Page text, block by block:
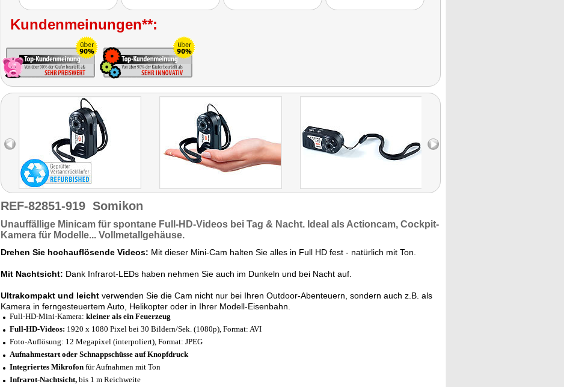
Förster, Züchter, Zoowärter,
Nachtwanderer,
Bergsteiger, Floristen,
Gärtner und viele weitere
Berufs- und
Personengruppen ein
wirklich nützliches Produkt."
Kundenmeinungen**:
REF-82851-919 Somikon
Unauffällige Minicam für spontane Full-HD-Videos bei Tag & Nacht. Ideal als Actioncam, Cockpit-
Kamera für Modelle... Vollmetallgehäuse.
Drehen Sie hochauflösende Videos: Mit dieser Mini-Cam halten Sie alles in Full HD fest - natürlich mit Ton.
Mit Nachtsicht: Dank Infrarot-LEDs haben nehmen Sie auch im Dunkeln und bei Nacht auf.
Ultrakompakt und leicht verwenden Sie die Cam nicht nur bei Ihren Outdoor-Abenteuern, sondern auch z.B. als
Kamera in ferngesteuertem Auto, Helikopter oder in Ihrer Modell-Eisenbahn.
Full-HD-Mini-Kamera: kleiner als ein Feuerzeug
Full-HD-Videos: 1920 x 1080 Pixel bei 30 Bildern/Sek. (1080p), Format: AVI
Foto-Auflösung: 12 Megapixel (interpoliert), Format: JPEG
Aufnahmestart oder Schnappschüsse auf Knopfdruck
Integriertes Mikrofon für Aufnahmen mit Ton
Infrarot-Nachtsicht, bis 1 m Reichweite